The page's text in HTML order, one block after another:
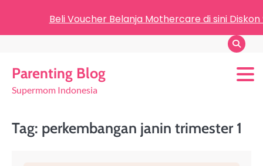
Parenting Blog
Supermom Indonesia
Tag: perkembangan janin trimester 1
Beli Voucher Belanja Mothercare di sini Diskon